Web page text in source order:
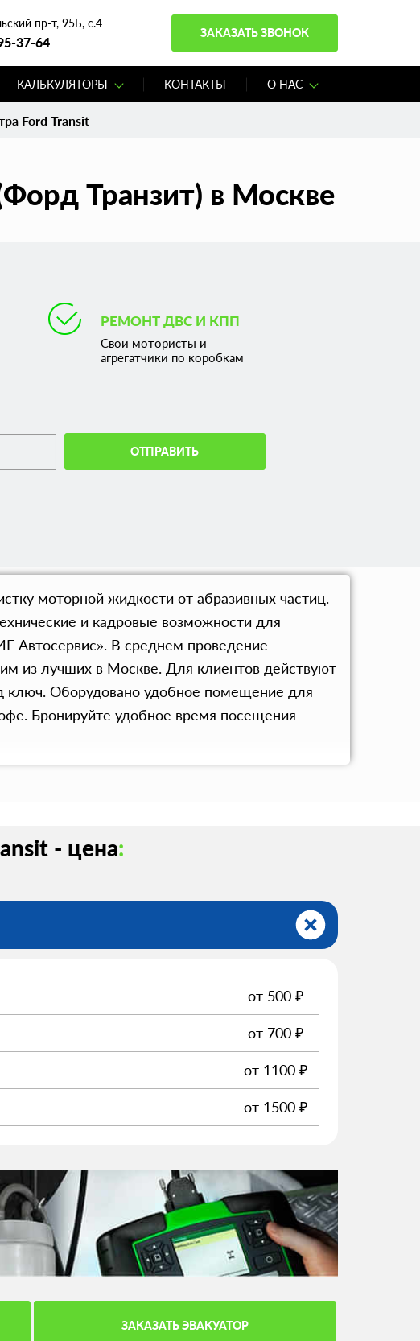
пр-т, 95Б, с.4
37-64
ЗАКАЗАТЬ ЗВОНОК
КАЛЬКУЛЯТОРЫ КОНТАКТЫ О НАС
Ford Transit
Транзит) в Москве
РЕМОНТ ДВС И КПП
Свои мотористы и
агрегатчики по коробкам
ОТПРАВИТЬ
моторной жидкости от абразивных частиц.
и кадровые возможности для
Автосервис». В среднем проведение
из лучших в Москве. Для клиентов действуют
ключ. Оборудовано удобное помещение для
Бронируйте удобное время посещения
- цена:
от 500 ₽
от 700 ₽
от 1100 ₽
от 1500 ₽
ЗАКАЗАТЬ ЭВАКУАТОР